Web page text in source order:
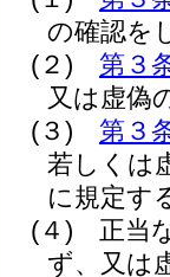
の確認を
(２)
第３
又は虚偽
(３)
第３
若しくは
に規定す
(４)
正当
ず、又は